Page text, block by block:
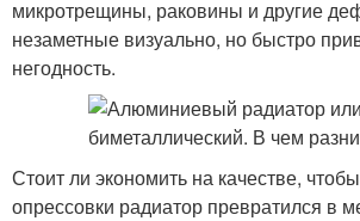
микротрещины, раковины и другие
незаметные визуально, но быстро
негодность.
Стоит ли экономить на качестве,
опрессовки радиатор превратился в